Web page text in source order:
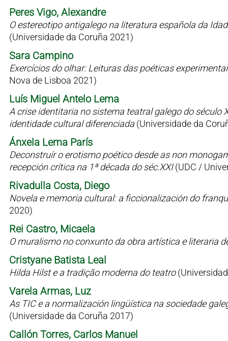
Peres Vigo, Alexandre
O estereotipo antigalego na literatura española da
(Universidade da Coruña 2021)
Sara Campino
Exercícios do olhar: Leituras das poéticas
Nova de Lisboa 2021)
Luís Miguel Antelo Lema
A crise identitaria no sistema teatral galego do século
identidade cultural diferenciada (Universidade da
Ánxela Lema París
Deconstruír o erotismo poético desde as non
recepción crítica na 1ª década do séc.XXI(UDC /
Rivadulla Costa, Diego
Novela e memoria cultural: a ficcionalización do
2020)
Rei Castro, Micaela
O muralismo no conxunto da obra artística e literaria
Cristyane Batista Leal
Hilda Hilst e a tradição moderna do teatro
Varela Armas, Luz
As TIC e a normalización lingüística na sociedade
(Universidade da Coruña 2017)
Callón Torres, Carlos Manuel